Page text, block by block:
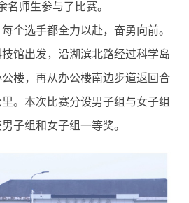
名师生参与了比赛。
选手都全力以赴，奋勇向前。
馆出发，沿湖滨北路经过科学岛
楼，再从办公楼南边步道返回合
。本次比赛分设男子组与女子组
子组和女子组一等奖。